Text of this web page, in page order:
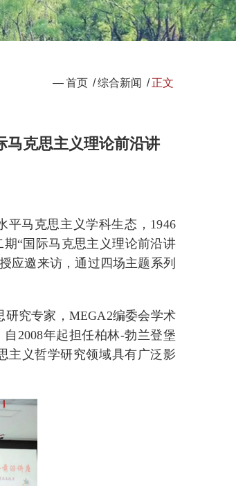
—首页 /综合新闻 / 正文
马克思主义理论前沿讲
平马克思主义学科生态，1946
“国际马克思主义理论前沿讲
应邀来访，通过四场主题系列
究专家，MEGA2编委会学术
2008年起担任柏林-勃兰登堡
主义哲学研究领域具有广泛影